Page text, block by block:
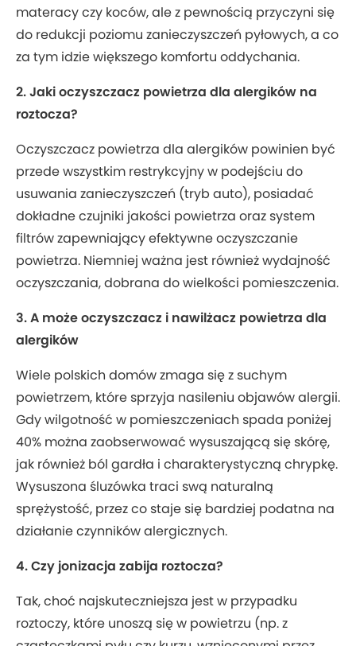
materacy czy koców, ale z pewnością przyczyni się
do redukcji poziomu zanieczyszczeń pyłowych, a co
za tym idzie większego komfortu oddychania.
2. Jaki oczyszczacz powietrza dla alergików na
roztocza?
Oczyszczacz powietrza dla alergików powinien być
przede wszystkim restrykcyjny w podejściu do
usuwania zanieczyszczeń (tryb auto), posiadać
dokładne czujniki jakości powietrza oraz system
filtrów zapewniający efektywne oczyszczanie
powietrza. Niemniej ważna jest również wydajność
oczyszczania, dobrana do wielkości pomieszczenia.
3. A może oczyszczacz i nawilżacz powietrza dla
alergików
Wiele polskich domów zmaga się z suchym
powietrzem, które sprzyja nasileniu objawów alergii.
Gdy wilgotność w pomieszczeniach spada poniżej
40% można zaobserwować wysuszającą się skórę,
jak również ból gardła i charakterystyczną chrypkę.
Wysuszona śluzówka traci swą naturalną
sprężystość, przez co staje się bardziej podatna na
działanie czynników alergicznych.
4. Czy jonizacja zabija roztocza?
Tak, choć najskuteczniejsza jest w przypadku
roztoczy, które unoszą się w powietrzu (np. z